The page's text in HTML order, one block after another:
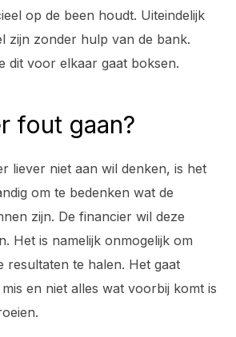
op de been houdt. Uiteindelijk
zijn zonder hulp van de bank.
dit voor elkaar gaat boksen.
fout gaan?
liever niet aan wil denken, is het
om te bedenken wat de
zijn. De financier wil deze
Het is namelijk onmogelijk om
resultaten te halen. Het gaat
en niet alles wat voorbij komt is